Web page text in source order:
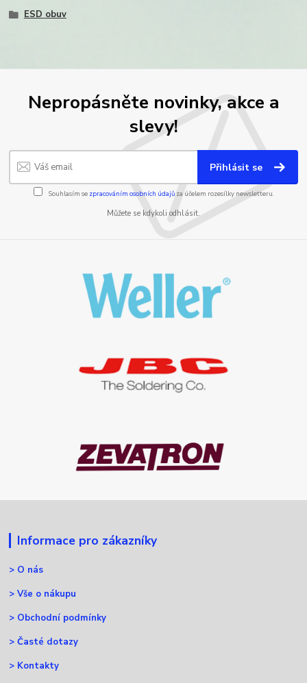
ESD obuv
Nepropásněte novinky, akce a
slevy!
Přihlásit se
Souhlasím se zpracováním osobních údajůza účelem rozesílky newsletteru.
Můžete se kdykoli odhlásit.
Informace pro zákazníky
> O nás
>Vše o nákupu
> Obchodní podmínky
>Časté dotazy
> Kontakty